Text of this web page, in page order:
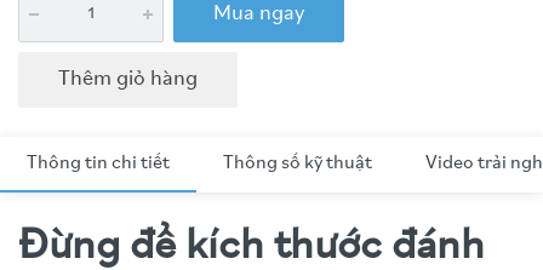
Mua ngay
Thêm giỏ hàng
Thông tin chi tiết Thông số kỹ thuật Video trải
Đừng để kích thước đánh